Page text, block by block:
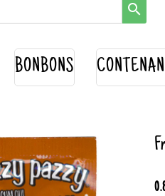
search
BONBONS